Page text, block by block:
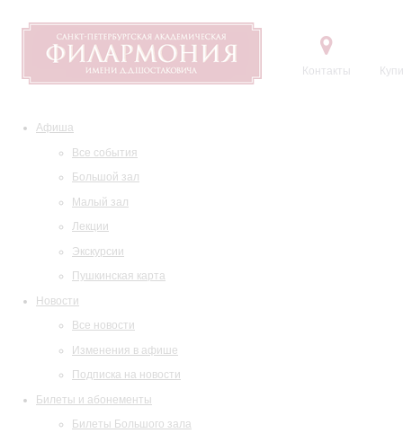
Контакты
Афиша
Все события
Большой зал
Малый зал
Лекции
Экскурсии
Пушкинская карта
Новости
Все новости
Изменения в афише
Подписка на новости
Билеты и абонементы
Билеты Большого зала